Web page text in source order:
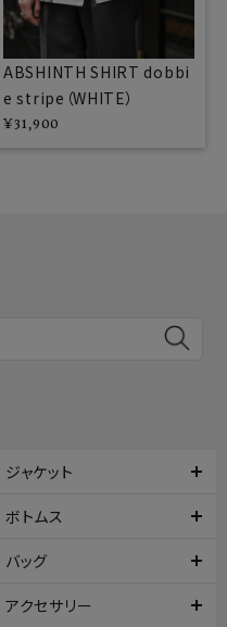
ABSHINTH SHIRT dobbi
e stripe（WHITE）
¥31,900
ジャケット
ボトムス
バッグ
アクセサリー